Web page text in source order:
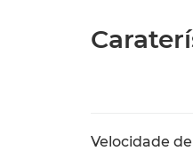
Velocidade